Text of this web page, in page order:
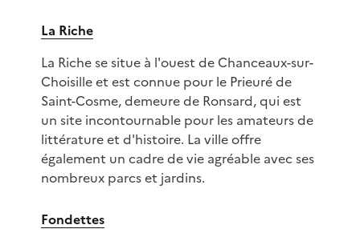
La Riche
La Riche se situe à l'ouest de Chanceaux-sur-
Choisille et est connue pour le Prieuré de
Saint-Cosme, demeure de Ronsard, qui est
un site incontournable pour les amateurs de
littérature et d'histoire. La ville offre
également un cadre de vie agréable avec ses
nombreux parcs et jardins.
Fondettes